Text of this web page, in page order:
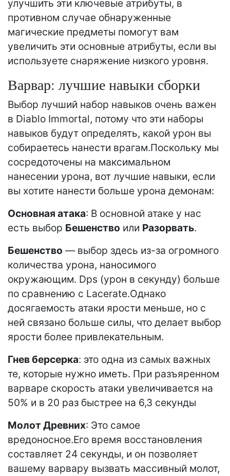
улучшить эти ключевые атрибуты, в
противном случае обнаруженные
магические предметы помогут вам
увеличить эти основные атрибуты, если вы
используете снаряжение низкого уровня.
Варвар: лучшие навыки сборки
Выбор лучший набор навыков очень важен
в Diablo Immortal, потому что эти наборы
навыков будут определять, какой урон вы
собираетесь нанести врагам.Поскольку мы
сосредоточены на максимальном
нанесении урона, вот лучшие навыки, если
вы хотите нанести больше урона демонам:
Основная атака: В основной атаке у нас
есть выбор Бешенство или Разорвать.
Бешенство — выбор здесь из-за огромного
количества урона, наносимого
окружающим. Dps (урон в секунду) больше
по сравнению с Lacerate.Однако
досягаемость атаки ярости меньше, но с
ней связано больше силы, что делает выбор
ярости более привлекательным.
Гнев берсерка: это одна из самых важных
те, которые нужно иметь. При разъяренном
варваре скорость атаки увеличивается на
50% и в 20 раз быстрее на 6,3 секунды
Молот Древних: Это самое
вредоносное.Его время восстановления
составляет 24 секунды, и он позволяет
вашему варвару вызвать массивный молот,